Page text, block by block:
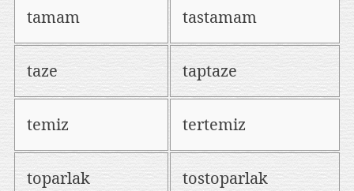
tamam tastamam
taze taptaze
temiz tertemiz
toparlak tostoparlak